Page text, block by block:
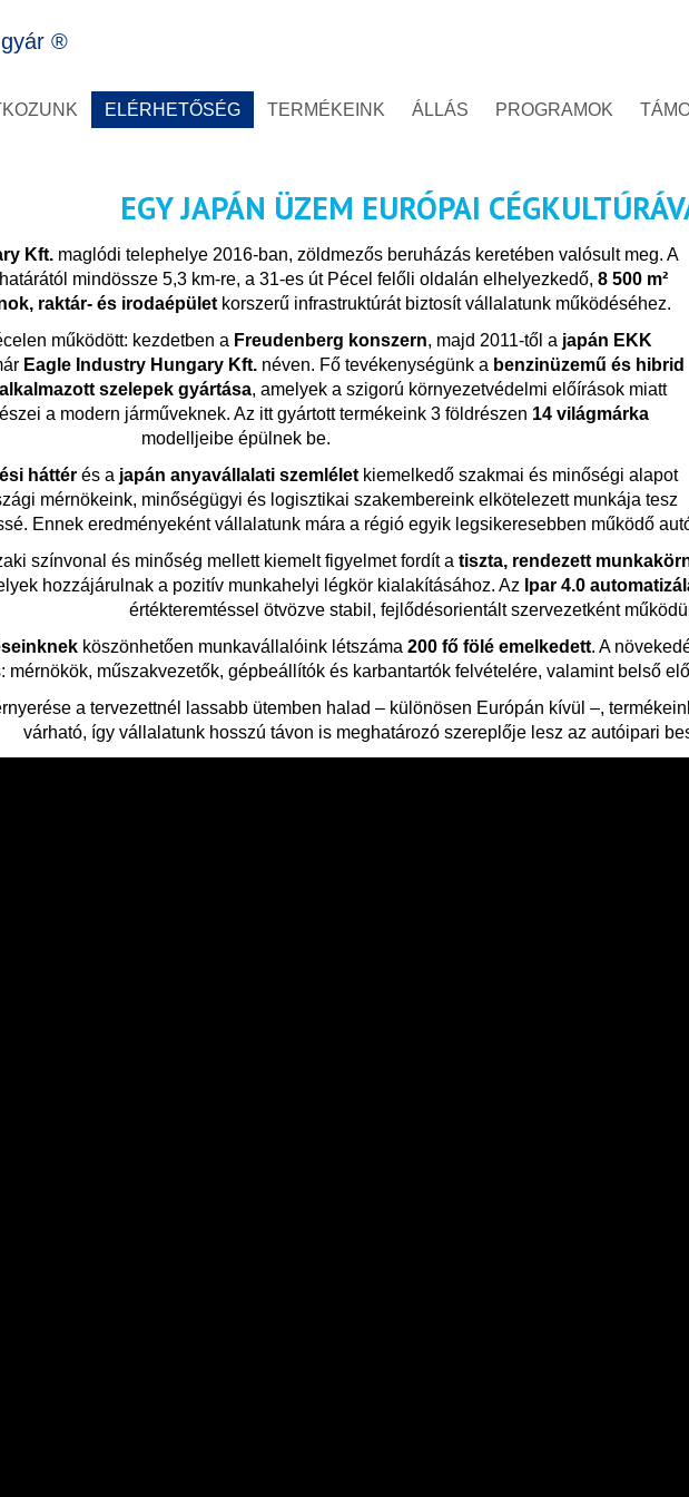
®
ELÉRHETŐSÉG TERMÉKEINK ÁLLÁS PROGRAMOK
EGY JAPÁN ÜZEM EURÓPAI
Kft.maglódi telephelye 2016-ban, zöldmezős beruházás keretében valósult meg. A
mindössze 5,3 km-re, a 31-es út Pécel felőli oldalán elhelyezkedő, 8 500 m²
raktár- és irodaépület korszerű infrastruktúrát biztosít vállalatunk működéséhez.
működött: kezdetben a Freudenberg konszern, majd 2011-től a japán EKK
Eagle Industry Hungary Kft. néven. Fő tevékenységünk a benzinüzemű és hibrid
szelepek gyártása, amelyek a szigorú környezetvédelmi előírások miatt
a modern járműveknek. Az itt gyártott termékeink 3 földrészen 14 világmárka
modelljeibe épülnek be.
háttér és a japán anyavállalati szemlélet kiemelkedő szakmai és minőségi alapot
mérnökeink, minőségügyi és logisztikai szakembereink elkötelezett munkája tesz
Ennek eredményeként vállalatunk mára a régió egyik legsikeresebben működő
színvonal és minőség mellett kiemelt figyelmet fordít a tiszta, rendezett
hozzájárulnak a pozitív munkahelyi légkör kialakításához. Az Ipar 4.0
értékteremtéssel ötvözve stabil, fejlődésorientált szervezetként
köszönhetően munkavállalóink létszáma 200 fő fölé emelkedett. A
mérnökök, műszakvezetők, gépbeállítók és karbantartók felvételére, valamint belső
a tervezettnél lassabb ütemben halad – különösen Európán kívül –,
várható, így vállalatunk hosszú távon is meghatározó szereplője lesz az autóipari